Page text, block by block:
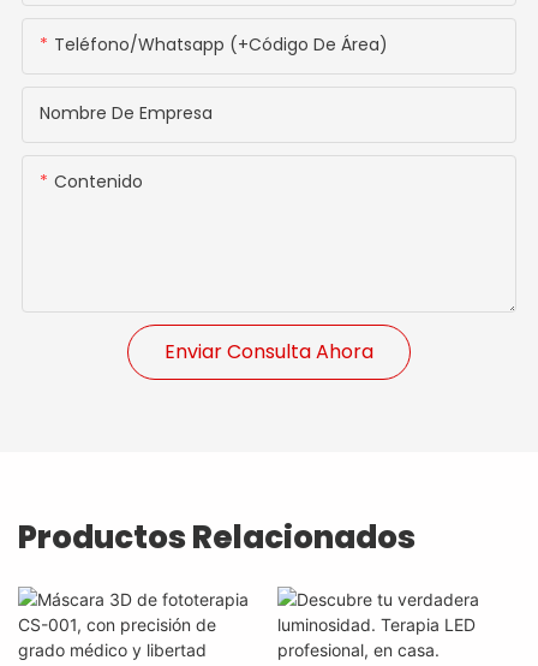
Teléfono/whatsapp (+código De Área)
Nombre De Empresa
Contenido
Enviar Consulta Ahora
Productos Relacionados